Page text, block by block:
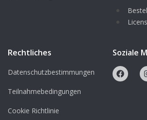
Rechtliches
Datenschutzbestimmungen
Teilnahmebedingungen
Cookie Richtlinie
Soziale